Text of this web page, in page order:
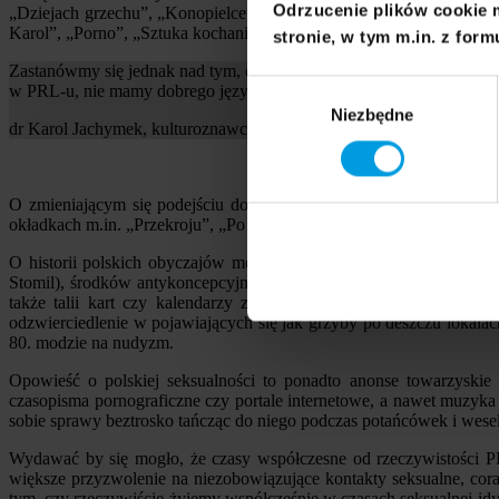
Odrzucenie plików cookie
stronie, w tym m.in. z
Wybór
Niezbędne
„Dziejach grzechu”, „Konopielce”, „Kingsajzie”, „Bez końca”
Karol”, „Porno”, „Sztuka kochania” i „Co lubią tygrysy”. Miały
Zastanówmy się jednak nad tym, czy rzeczywiście żyjemy
w PRL-u, nie mamy dobrego języka do mówienia o sprawach seksu.
dr Karol Jachymek, kulturoznawca, School of Ideas, Uniwersytet
O zmieniającym się podejściu do sfery cielesności świadczył
okładkach m.in. „Przekroju”, „Po Prostu”, „Filmu”, „Ekranu”,
O historii polskich obyczajów można mówić też w odniesieniu
Stomil), środków antykoncepcyjnych, pierwszych gadżetów
także talii kart czy kalendarzy z podobiznami nagich kobiet,
odzwierciedlenie w pojawiających się jak grzyby po deszczu
80. modzie na nudyzm.
Opowieść o polskiej seksualności to ponadto anonse
czasopisma pornograficzne czy portale internetowe, a nawet
sobie sprawy beztrosko tańcząc do niego podczas potańcówek i
Wydawać by się mogło, że czasy współczesne od
większe przyzwolenie na niezobowiązujące kontakty seksualne,